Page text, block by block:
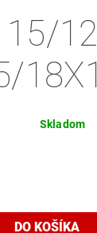
15/
Skladom